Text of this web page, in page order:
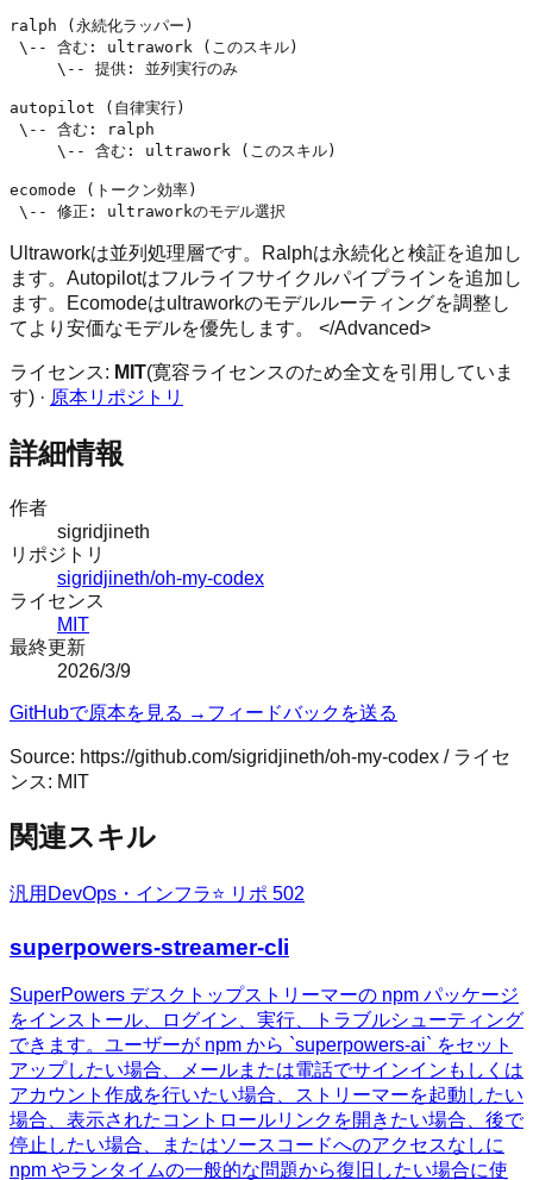
ralph (永続化ラッパー)
\-- 含む: ultrawork (このスキル)
     \-- 提供: 並列実行のみ
autopilot (自律実行)
\-- 含む: ralph
     \-- 含む: ultrawork (このスキル)
ecomode (トークン効率)
Ultrawor​kは並列処理層です。Ralphは永続化と検証を追加し
ます。Autopilotはフルライフサイクルパイプラインを追加し
ます。Ecomodeはultrawor​kのモデルルーティングを調整し
てより安価なモデルを優先します。 </Advanced>
ライセンス: MIT(寛容ライセンスのため全文を引用していま
す) · 原本リポジトリ
詳細情報
作者
sigridjineth
リポジトリ
sigridjineth/oh-my-codex
ライセンス
MIT
最終更新
2026/3/9
GitHubで原本を見る → フィードバックを送る
Source: https://github.com/sigridjineth/oh-my-codex / ライセ
ンス: MIT
関連スキル
汎用 DevOps・インフラ⭐ リポ 502
superpowers-streamer-cli
SuperPowers デスクトップストリーマーの npm パッケージ
をインストール、ログイン、実行、トラブルシューティング
できます。ユーザーが npm から `superpowers-ai` をセット
アップしたい場合、メールまたは電話でサインインもしくは
アカウント作成を行いたい場合、ストリーマーを起動したい
場合、表示されたコントロールリンクを開きたい場合、後で
停止したい場合、またはソースコードへのアクセスなしに
npm やランタイムの一般的な問題から復旧したい場合に使